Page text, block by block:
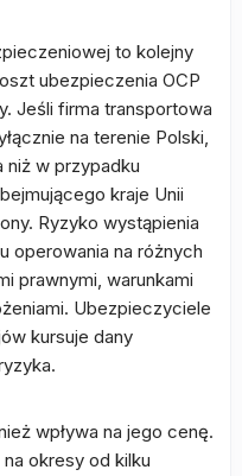
to kolejny
ubezpieczenia OCP
Jeśli firma transportowa
na terenie Polski,
niż w przypadku
kraje Unii
Ryzyko wystąpienia
operowania na różnych
prawnymi, warunkami
Ubezpieczyciele
kursuje dany
wpływa na jego cenę.
okresy od kilku